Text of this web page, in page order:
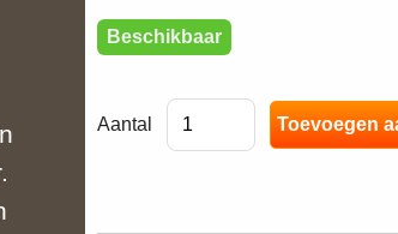
Beschikbaar
Aantal